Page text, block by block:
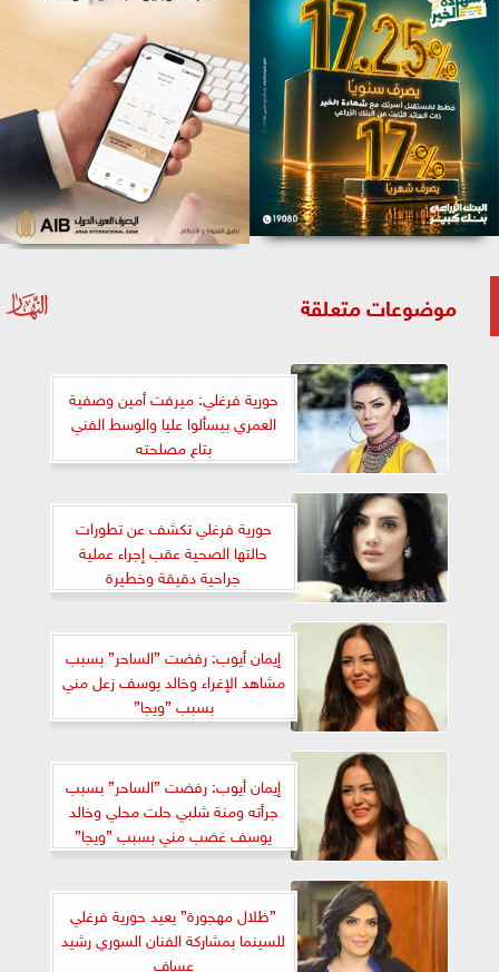
موضوعات متعلقة
حورية فرغلي: ميرفت أمين وصفية
العمري بيسألوا عليا والوسط الفني
بتاع مصلحته
حورية فرغلي تكشف عن تطورات
حالتها الصحية عقب إجراء عملية
جراحية دقيقة وخطيرة
إيمان أيوب: رفضت ”الساحر” بسبب
مشاهد الإغراء وخالد يوسف زعل مني
بسبب ”ويجا”
إيمان أيوب: رفضت ”الساحر” بسبب
جرأته ومنة شلبي حلت محلي وخالد
يوسف غضب مني بسبب ”ويجا”
”ظلال مهجورة” يعيد حورية فرغلي
للسينما بمشاركة الفنان السوري رشيد
عساف